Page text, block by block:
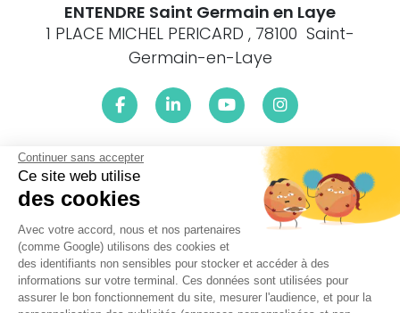
Continuer sans accepter
Ce site web utilise
des cookies
Avec votre accord, nous et nos partenaires
(comme Google) utilisons des cookies et
des identifiants non sensibles pour stocker et accéder à des
informations sur votre terminal. Ces données sont utilisées pour
assurer le bon fonctionnement du site, mesurer l'audience, et pour la
ENTENDRE Saint Germain en Laye
1 PLACE MICHEL PERICARD , 78100 Saint-
Germain-en-Laye
Le centre ENTENDRE Saint Germain en Laye (78100) est
78112 Fourqueux, 78240 Chambourcy, 78750 Mareil-Marly,
78230 Le Pecq, 78160 Marly-le-Roi, 78300 Poissy, 78300 La
Maladrerie, 78240 Aigremont, 78560 Le Port-Marly, 78620
L'Étang-la-Ville, 78600 Carrieres-sous-Bois, 78160 Montval,
78110 Le Vésinet, 78600 Le Mesnil-le-Roi, 78360 Montesson,
78430 Louveciennes, 78955 Carrières-sous-Poissy, 78860